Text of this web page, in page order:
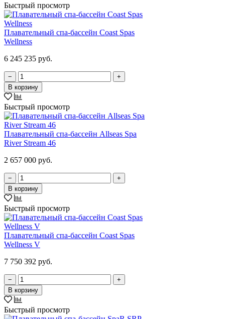
Быстрый просмотр
Плавательный спа-бассейн Coast Spas
Wellness
6 245 235 руб.
−
+
В корзину
Быстрый просмотр
Плавательный спа-бассейн Allseas Spa
River Stream 46
2 657 000 руб.
−
+
В корзину
Быстрый просмотр
Плавательный спа-бассейн Coast Spas
Wellness V
7 750 392 руб.
−
+
В корзину
Быстрый просмотр